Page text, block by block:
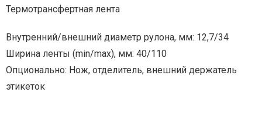
Термотрансфертная лента
Внутренний/внешний диаметр рулона, мм: 12,7/34
Ширина ленты (min/max), мм: 40/110
Опционально: Нож, отделитель, внешний держатель
этикеток